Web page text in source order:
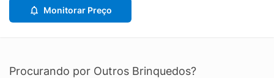
Monitorar Preço
Procurando por Outros Brinquedos?